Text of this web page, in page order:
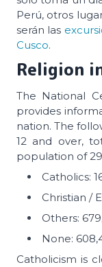
Perú, otros
serán las
Cusco.
Religion
The National
provides
nation. The
12 and over,
population of
Catholics:
Christian /
Others:
None:
Catholicism is